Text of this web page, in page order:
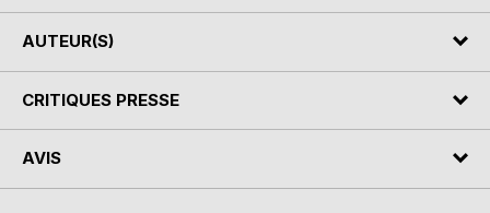
AUTEUR(S)
CRITIQUES PRESSE
AVIS